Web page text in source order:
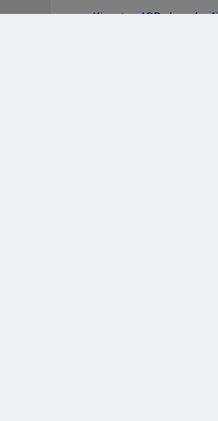
Kingston 4GB class 4：